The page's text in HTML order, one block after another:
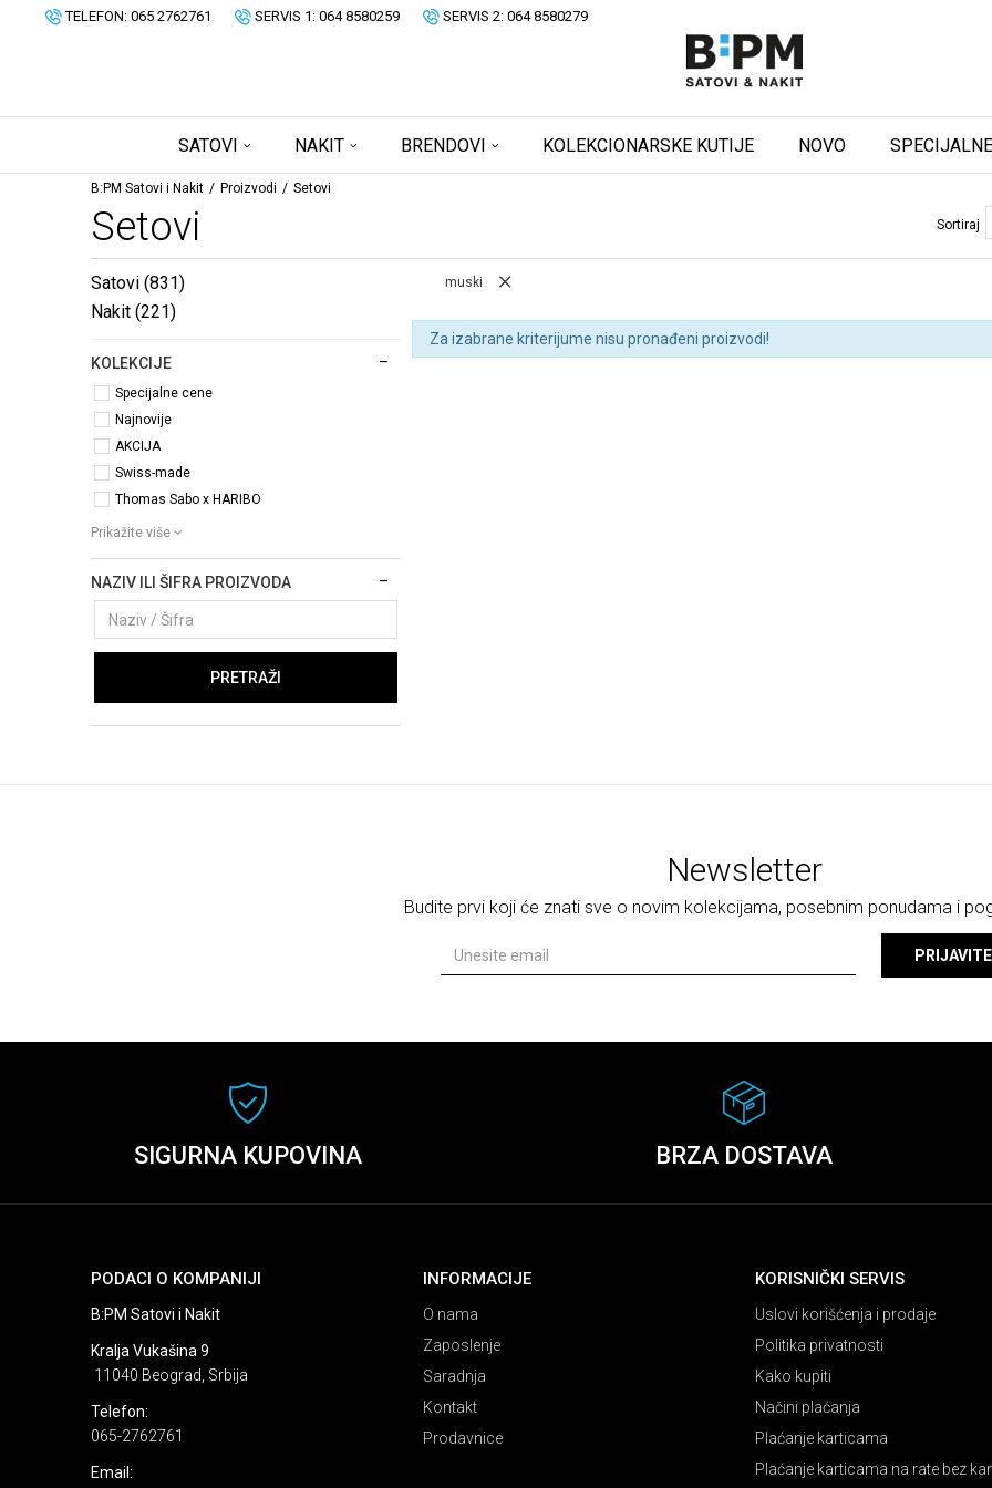
TELEFON: 065 2762761 SERVIS 1: 064 8580259 SERVIS 2: 064 8580279
SATOVI NAKIT BRENDOVI KOLEKCIONARSKE KUTIJE NOVO
B:PM Satovi i Nakit Proizvodi Setovi
Setovi Sortiraj
Satovi (831)
Nakit (221)
KOLEKCIJE
Specijalne cene
Najnovije
AKCIJA
Swiss-made
Thomas Sabo x HARIBO
Prikažite više
NAZIV ILI ŠIFRA PROIZVODA
PRETRAŽI
muski
Za izabrane kriterijume nisu pronađeni proizvodi!
Newsletter
Budite prvi koji će znati sve o novim kolekcijama, posebnim ponudama i
SIGURNA KUPOVINA BRZA DOSTAVA
PODACI O KOMPANIJI
B:PM Satovi i Nakit
Kralja Vukašina 9
11040 Beograd, Srbija
Telefon:
065-2762761
Email:
INFORMACIJE
O nama
Zaposlenje
Saradnja
Kontakt
Prodavnice
KORISNIČKI SERVIS
Uslovi korišćenja i prodaje
Politika privatnosti
Kako kupiti
Načini plaćanja
Plaćanje karticama
Plaćanje karticama na rate bez